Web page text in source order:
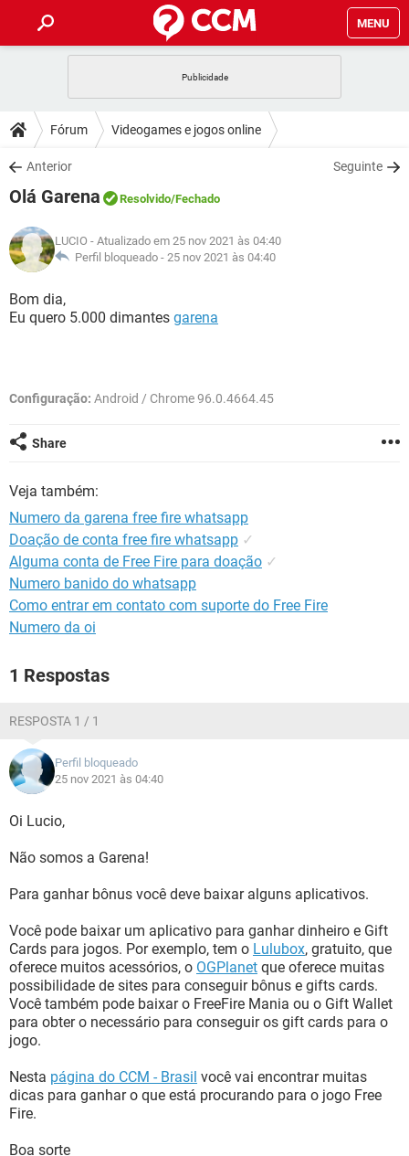
MENU
CELULAR FACEBOOK
OUTLOOK
INSTAGRAM GMAIL
GUIA DE COMPRAS
DICAS
JOGOS WHATSAPP
INSTAGRAM GMAIL
GUIA DE COMPRAS
DOWNLOADS
JOGOS WHATSAPP
CELULAR
OUTLOOK EXCEL
INSTAGRAM
GUIA DE COMPRAS
JOGOS WHATSAPP
CELULAR
OUTLOOK
GLOSSÁRIO
JOGOS
CELULAR
Fórum Videogames e jogos online
Anterior Seguinte
Olá Garena Resolvido/Fechado
LUCIO - Atualizado em 25 nov 2021 às 04:40
Perfil bloqueado - 25 nov 2021 às 04:40
Bom dia,
Eu quero 5.000 dimantes garena
Configuração: Android / Chrome 96.0.4664.45
Share
Veja também:
Numero da garena free fire whatsapp
Doação de conta free fire whatsapp ✓
Alguma conta de Free Fire para doação ✓
Numero banido do whatsapp
Como entrar em contato com suporte do Free Fire
Numero da oi
1 Respostas
RESPOSTA 1 / 1
Perfil bloqueado
25 nov 2021 às 04:40
Oi Lucio,
Não somos a Garena!
Para ganhar bônus você deve baixar alguns aplicativos.
Você pode baixar um aplicativo para ganhar dinheiro e Gift
Cards para jogos. Por exemplo, tem o Lulubox, gratuito, que
oferece muitos acessórios, o OGPlanet que oferece muitas
possibilidade de sites para conseguir bônus e gifts cards.
Você também pode baixar o FreeFire Mania ou o Gift Wallet
para obter o necessário para conseguir os gift cards para o
jogo.
Nesta página do CCM - Brasil você vai encontrar muitas
dicas para ganhar o que está procurando para o jogo Free
Fire.
Boa sorte